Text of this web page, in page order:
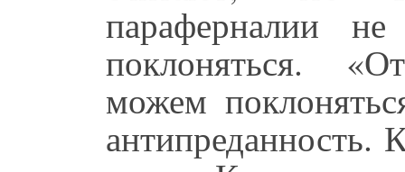
параферналии
поклоняться.
можем
антипреданность.